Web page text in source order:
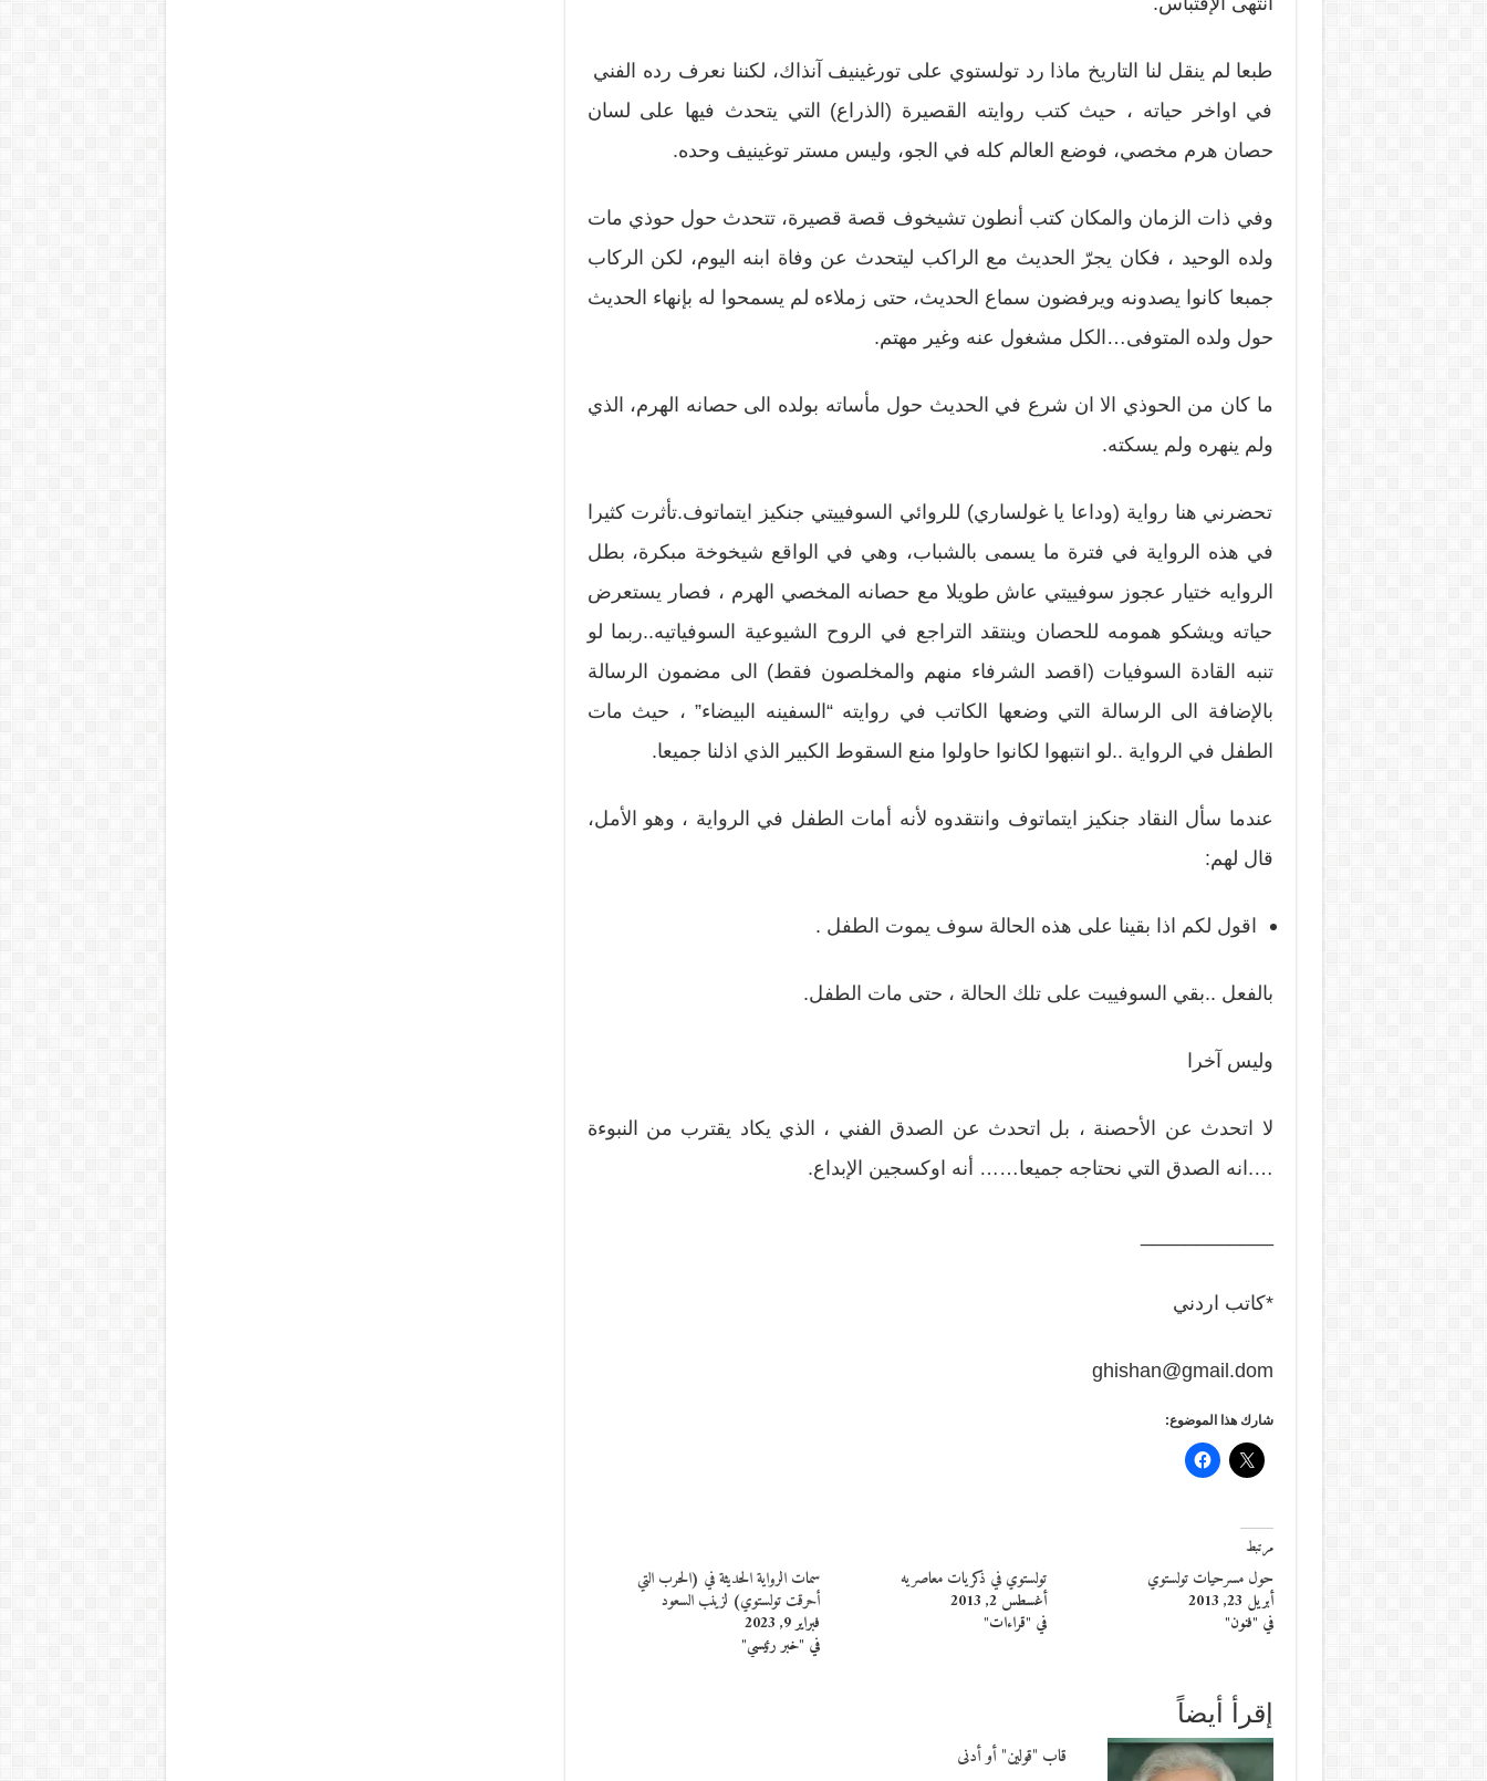
طبعا لم ينقل لنا التاريخ ماذا رد تولستوي على تورغينيف آنذاك، لكننا نعرف رده الفني
في اواخر حياته ، حيث كتب روايته القصيرة (الذراع) التي يتحدث فيها على لسان
حصان هرم مخصي، فوضع العالم كله في الجو، وليس مستر توغينيف وحده.
وفي ذات الزمان والمكان كتب أنطون تشيخوف قصة قصيرة، تتحدث حول حوذي مات
ولده الوحيد ، فكان يجرّ الحديث مع الراكب ليتحدث عن وفاة ابنه اليوم، لكن الركاب
جمبعا كانوا يصدونه ويرفضون سماع الحديث، حتى زملاءه لم يسمحوا له بإنهاء الحديث
حول ولده المتوفى…الكل مشغول عنه وغير مهتم.
ما كان من الحوذي الا ان شرع في الحديث حول مأساته بولده الى حصانه الهرم، الذي
ولم ينهره ولم يسكته.
تحضرني هنا رواية (وداعا يا غولساري) للروائي السوفييتي جنكيز ايتماتوف.تأثرت كثيرا
في هذه الرواية في فترة ما يسمى بالشباب، وهي في الواقع شيخوخة مبكرة، بطل
الروايه ختيار عجوز سوفييتي عاش طويلا مع حصانه المخصي الهرم ، فصار يستعرض
حياته ويشكو همومه للحصان وينتقد التراجع في الروح الشيوعية السوفياتيه..ربما لو
تنبه القادة السوفيات (اقصد الشرفاء منهم والمخلصون فقط) الى مضمون الرسالة
بالإضافة الى الرسالة التي وضعها الكاتب في روايته “السفينه البيضاء” ، حيث مات
الطفل في الرواية ..لو انتبهوا لكانوا حاولوا منع السقوط الكبير الذي اذلنا جميعا.
عندما سأل النقاد جنكيز ايتماتوف وانتقدوه لأنه أمات الطفل في الرواية ، وهو الأمل،
قال لهم:
اقول لكم اذا بقينا على هذه الحالة سوف يموت الطفل .
بالفعل ..بقي السوفييت على تلك الحالة ، حتى مات الطفل.
وليس آخرا
لا اتحدث عن الأحصنة ، بل اتحدث عن الصدق الفني ، الذي يكاد يقترب من النبوءة
….انه الصدق التي نحتاجه جميعا…… أنه اوكسجين الإبداع.
*كاتب اردني
ghishan@gmail.dom
شارك هذا الموضوع:
مرتبط
حول مسرحيات تولستوي
أبريل 23, 2013
في "فنون"
تولستوي في ذكريات معاصريه
أغسطس 2, 2013
في "قراءات"
سمات الرواية الحديثة في (الحرب التي
أحرقت تولستوي) لزينب السعود
فبراير 9, 2023
في "خبر رئيسي"
إقرأ أيضاً
قاب "قولين" أو أدنى